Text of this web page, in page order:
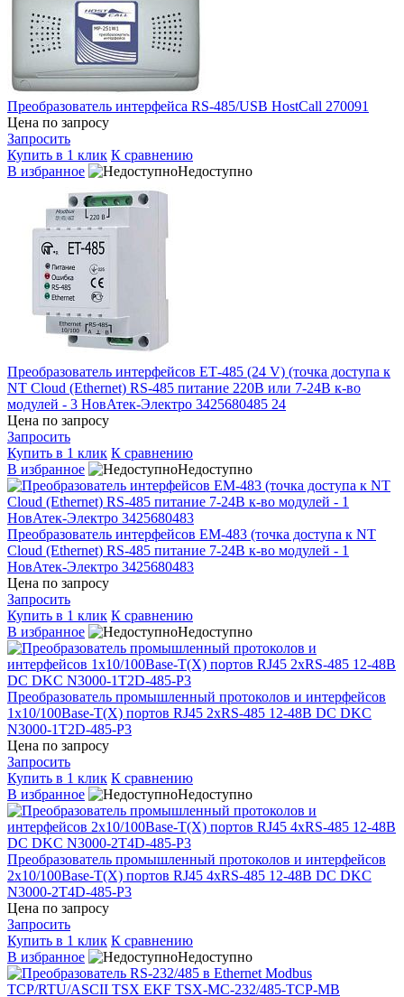
Преобразователь интерфейса RS-485/USB HostCall 270091
Цена по запросу
Запросить
Купить в 1 клик К сравнению
В избранное
Недоступно
Преобразователь интерфейсов ЕТ-485 (24 V) (точка доступа к
NT Cloud (Ethernet) RS-485 питание 220В или 7-24В к-во
модулей - 3 НовАтек-Электро 3425680485 24
Цена по запросу
Запросить
Купить в 1 клик К сравнению
В избранное
Недоступно
Преобразователь интерфейсов EM-483 (точка доступа к NT
Cloud (Ethernet) RS-485 питание 7-24В к-во модулей - 1
НовАтек-Электро 3425680483
Цена по запросу
Запросить
Купить в 1 клик К сравнению
В избранное
Недоступно
Преобразователь промышленный протоколов и интерфейсов
1х10/100Base-T(X) портов RJ45 2хRS-485 12-48В DC DKC
N3000-1T2D-485-P3
Цена по запросу
Запросить
Купить в 1 клик К сравнению
В избранное
Недоступно
Преобразователь промышленный протоколов и интерфейсов
2х10/100Base-T(X) портов RJ45 4хRS-485 12-48В DC DKC
N3000-2T4D-485-P3
Цена по запросу
Запросить
Купить в 1 клик К сравнению
В избранное
Недоступно